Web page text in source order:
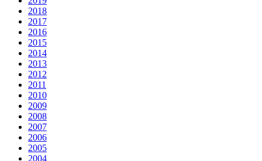
2018
2017
2016
2015
2014
2013
2012
2011
2010
2009
2008
2007
2006
2005
2004